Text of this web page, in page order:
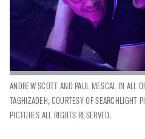
ANDREW SCOTT AND PAUL MESCAL IN ALL
TAGHIZADEH, COURTESY OF SEARCHLIGHT
PICTURES ALL RIGHTS RESERVED.